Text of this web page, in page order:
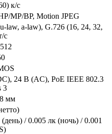
к/с
MP/BP, Motion JPEG
law, a-law), G.726 (16, 24, 32,
с
24 В (AC), PoE IEEE 802.3
3
мм
/ 0.005 лк (ночь) / 0.001